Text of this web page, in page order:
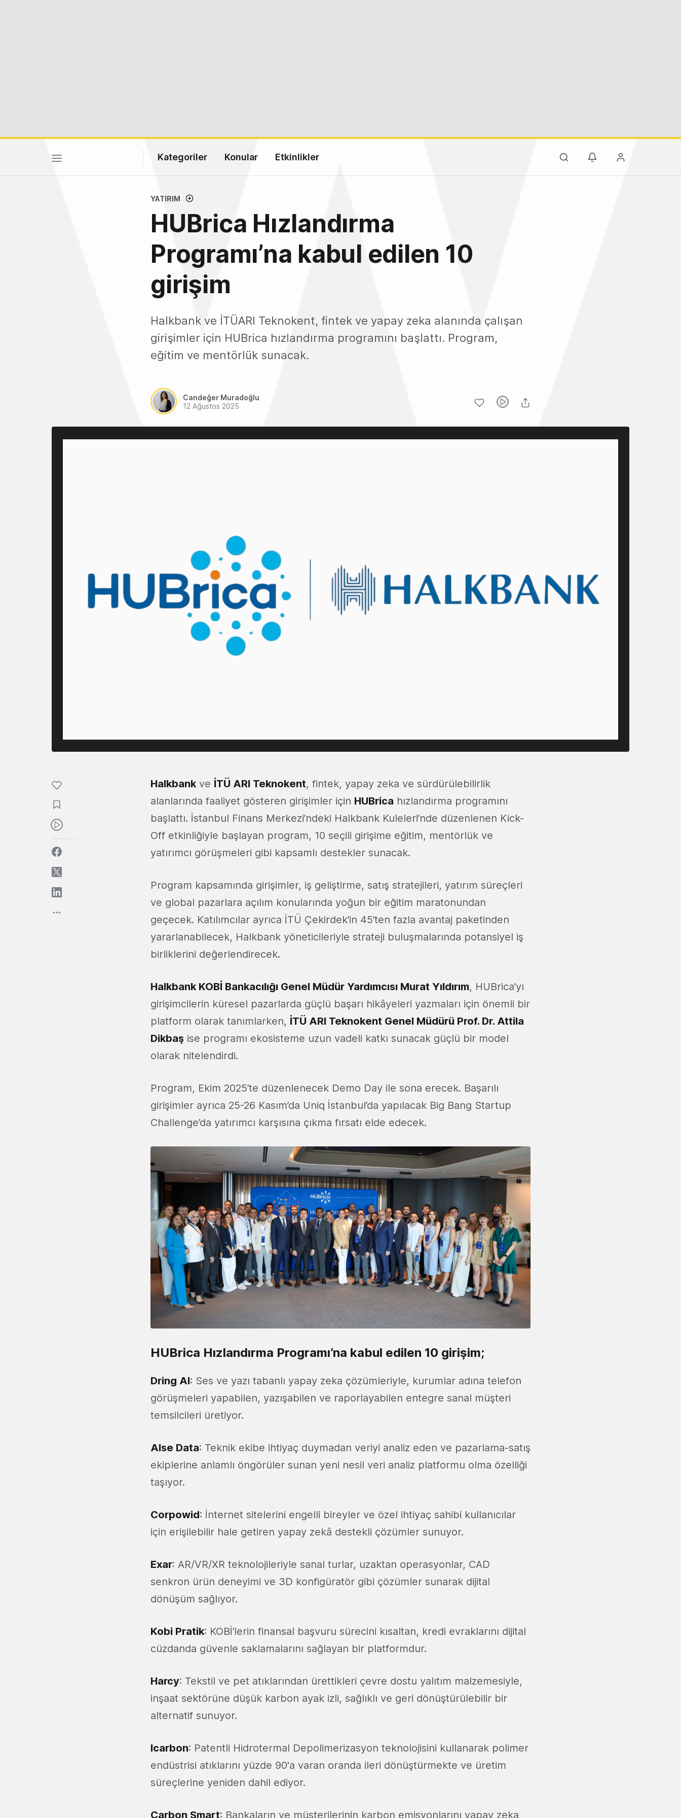
Kategoriler Konular Etkinlikler
YATIRIM
HUBrica Hızlandırma
Programı’na kabul edilen 10
girişim
Halkbank ve İTÜARI Teknokent, fintek ve yapay zeka alanında çalışan
girişimler için HUBrica hızlandırma programını başlattı. Program,
eğitim ve mentörlük sunacak.
Candeğer Muradoğlu
12 Ağustos 2025
Halkbankve İTÜ ARI Teknokent, fintek, yapay zeka ve sürdürülebilirlik
alanlarında faaliyet gösteren girişimler için HUBrica hızlandırma programını
başlattı. İstanbul Finans Merkezi’ndeki Halkbank Kuleleri’nde düzenlenen Kick-
Off etkinliğiyle başlayan program, 10 seçili girişime eğitim, mentörlük ve
yatırımcı görüşmeleri gibi kapsamlı destekler sunacak.
Program kapsamında girişimler, iş geliştirme, satış stratejileri, yatırım süreçleri
ve global pazarlara açılım konularında yoğun bir eğitim maratonundan
geçecek. Katılımcılar ayrıca İTÜ Çekirdek’in 45’ten fazla avantaj paketinden
yararlanabilecek, Halkbank yöneticileriyle strateji buluşmalarında potansiyel iş
birliklerini değerlendirecek.
Halkbank KOBİ Bankacılığı Genel Müdür Yardımcısı Murat Yıldırım, HUBrica’yı
girişimcilerin küresel pazarlarda güçlü başarı hikâyeleri yazmaları için önemli bir
platform olarak tanımlarken, İTÜ ARI Teknokent Genel Müdürü Prof. Dr. Attila
Dikbaş ise programı ekosisteme uzun vadeli katkı sunacak güçlü bir model
olarak nitelendirdi.
Program, Ekim 2025’te düzenlenecek Demo Day ile sona erecek. Başarılı
girişimler ayrıca 25-26 Kasım’da Uniq İstanbul’da yapılacak Big Bang Startup
Challenge’da yatırımcı karşısına çıkma fırsatı elde edecek.
HUBrica Hızlandırma Programı’na kabul edilen 10 girişim;
Dring AI: Ses ve yazı tabanlı yapay zeka çözümleriyle, kurumlar adına telefon
görüşmeleri yapabilen, yazışabilen ve raporlayabilen entegre sanal müşteri
temsilcileri üretiyor.
Alse Data: Teknik ekibe ihtiyaç duymadan veriyi analiz eden ve pazarlama-satış
ekiplerine anlamlı öngörüler sunan yeni nesil veri analiz platformu olma özelliği
taşıyor.
Corpowid: İnternet sitelerini engelli bireyler ve özel ihtiyaç sahibi kullanıcılar
için erişilebilir hale getiren yapay zekâ destekli çözümler sunuyor.
Exar: AR/VR/XR teknolojileriyle sanal turlar, uzaktan operasyonlar, CAD
senkron ürün deneyimi ve 3D konfigüratör gibi çözümler sunarak dijital
dönüşüm sağlıyor.
Kobi Pratik: KOBİ’lerin finansal başvuru sürecini kısaltan, kredi evraklarını dijital
cüzdanda güvenle saklamalarını sağlayan bir platformdur.
Harcy: Tekstil ve pet atıklarından ürettikleri çevre dostu yalıtım malzemesiyle,
inşaat sektörüne düşük karbon ayak izli, sağlıklı ve geri dönüştürülebilir bir
alternatif sunuyor.
Icarbon: Patentli Hidrotermal Depolimerizasyon teknolojisini kullanarak polimer
endüstrisi atıklarını yüzde 90'a varan oranda ileri dönüştürmekte ve üretim
süreçlerine yeniden dahil ediyor.
Carbon Smart: Bankaların ve müşterilerinin karbon emisyonlarını yapay zeka